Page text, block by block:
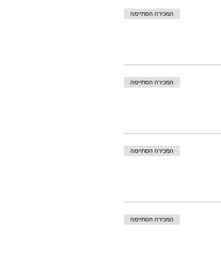
המכירה הסתיימה
המכירה הסתיימה
המכירה הסתיימה
המכירה הסתיימה